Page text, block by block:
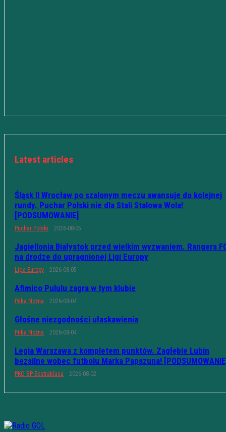
Latest articles
Śląsk II Wrocław po szalonym meczu awansuje do kolejnej
rundy. Puchar Polski nie dla Stali Stalowa Wola!
[PODSUMOWANIE]
Puchar Polski 2026-08-05
Jagiellonia Białystok przed wielkim wyzwaniem. Rangers
na drodze do upragnionej Ligi Europy
Liga Europy 2026-08-05
Afimico Pululu zagra w tym klubie
Piłka Nożna 2026-08-04
Głośne niezgodności ułaskawienia
Piłka Nożna 2026-08-04
Legia Warszawa z kompletem punktów. Zagłębie Lubin
bezsilne wobec futbolu Marka Papszuna!
PKO BP Ekstraklasa 2026-08-02